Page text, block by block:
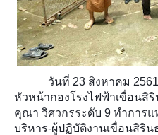
วันที่ 23 สิงหาคม 2561.
หัวหน้ากองโรงไฟฟ้าเขื่อนสิ
คุณา วิศวกรระดับ 9 ทำการ
บริหาร-ผู้ปฏิบัติงานเขื่อนสิริ